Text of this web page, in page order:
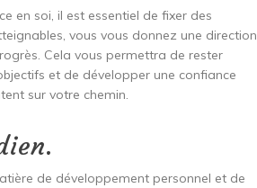
en soi, il est essentiel de fixer des
vous vous donnez une direction
Cela vous permettra de rester
et de développer une confiance
sur votre chemin.
de développement personnel et de